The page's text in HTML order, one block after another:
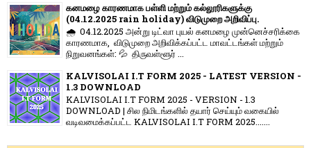
கனமழை காரணமாக பள்ளி மற்றும் கல்லூரிகளுக்கு
(04.12.2025 rain holiday) விடுமுறை அறிவிப்பு.
🌧️ 04.12.2025 அன்று டிட்வா புயல் கனமழை முன்னெச்சரிக்கை
காரணமாக, விடுமுறை அறிவிக்கப்பட்ட மாவட்டங்கள் மற்றும்
நிறுவனங்கள்: 💦 திருவள்ளூர் ...
KALVISOLAI I.T FORM 2025 - LATEST VERSION -
1.3 DOWNLOAD
KALVISOLAI I.T FORM 2025 - VERSION - 1.3
DOWNLOAD | சில நிமிடங்களில் தயார் செய்யும் வகையில்
வடிவமைக்கப்பட்ட KALVISOLAI I.T FORM 2025.......